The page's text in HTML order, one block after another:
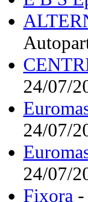
24/07/
24/07/
24/07/
Fixora